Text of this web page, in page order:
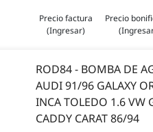
Precio factura
(Ingresar)
Precio
ROD84 - BOMBA DE
AUDI 91/96 GALAXY
INCA TOLEDO 1.6 VW
CADDY CARAT 86/94